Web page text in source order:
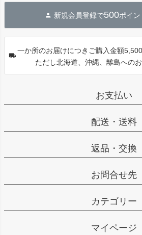
新規会員登録で500ポイン
一か所のお届けにつきご購入金額
ただし北海道、沖縄、離島への
お支払い
配送・送料
返品・交換
お問合せ先
カテゴリー
マイページ